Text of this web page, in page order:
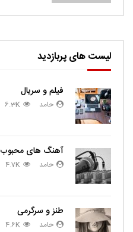
لیست های پربازدید
فیلم و سریال
حامد 6.3K
آهنگ های محبوب
حامد 4.7K
طنز و سرگرمی
حامد 4.6K